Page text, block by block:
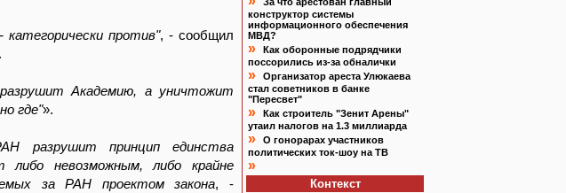
категорически против", - сообщил
Академию, а уничтожит
где"».
разрушит принцип единства
либо невозможным, либо крайне
за РАН проектом закона, -
конструктор системы
информационного обеспечения
МВД?
»
Как оборонные подрядчики
поссорились из-за обналички
»
Организатор ареста Улюкаева
стал советников в банке
"Пересвет"
»
Как строитель "Зенит Арены"
утаил налогов на 1.3 миллиарда
»
О гонорарах участников
политических ток-шоу на ТВ
»
Контекст